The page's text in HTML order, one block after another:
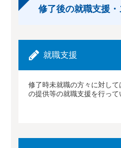
修了後の就職支援
就職支援
修了時未就職の方々に対し
の提供等の就職支援を行って